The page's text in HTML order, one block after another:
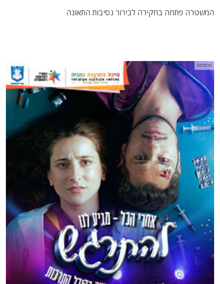
המשטרה פתחה בחקירה לבירור נסיבות התאונה
פרסומת